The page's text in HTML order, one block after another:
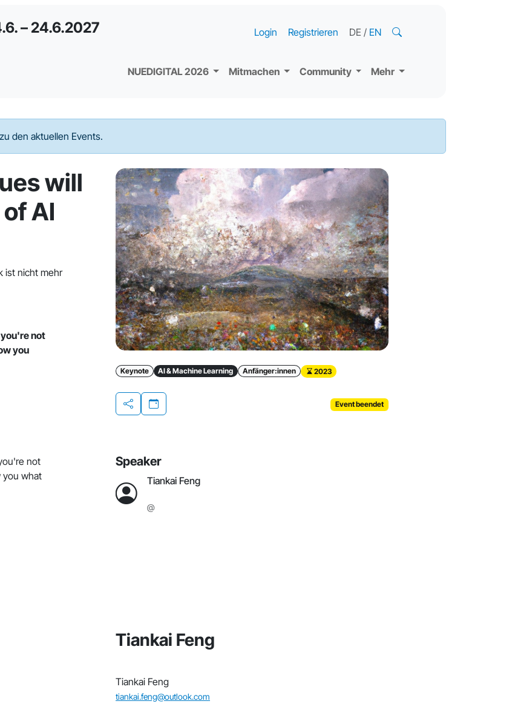
– 24.6.2027
NUEDIGITAL 2026 Mitmachen Community Mehr
Login Registrieren DE / EN
den aktuellen Events.
Keynote AI & Machine Learning Anfänger:innen 2023
Teilen
Event beendet
will
AI
ist nicht mehr
not
you
not
you what
Speaker
Tiankai Feng
@
Tiankai Feng
Tiankai Feng
tiankai.feng@outlook.com